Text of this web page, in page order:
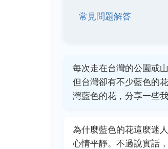
常見問題解答
每次走在台灣的公園或
但台灣卻有不少藍色的
灣藍色的花，分享一些
為什麼藍色的花這麼迷
心情平靜。不過說實話